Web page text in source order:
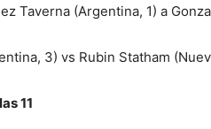
Taverna (Argentina, 1) a
3) vs Rubin Statham
11